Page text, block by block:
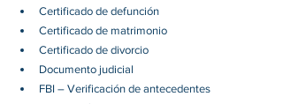
Certificado de defunción
Certificado de matrimonio
Certificado de divorcio
Documento judicial
FBI – Verificación de antecedentes